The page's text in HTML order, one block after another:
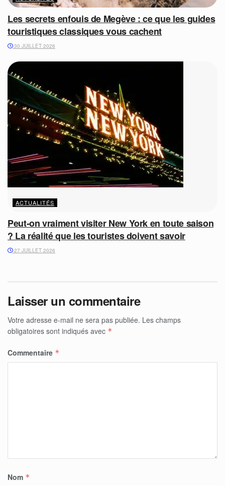
Les secrets enfouis de Megève : ce que les guides
touristiques classiques vous cachent
30 JUILLET 2026
ACTUALITÉS
Peut-on vraiment visiter New York en toute saison
? La réalité que les touristes doivent savoir
27 JUILLET 2026
Laisser un commentaire
Votre adresse e-mail ne sera pas publiée. Les champs
obligatoires sont indiqués avec *
Commentaire *
Nom *